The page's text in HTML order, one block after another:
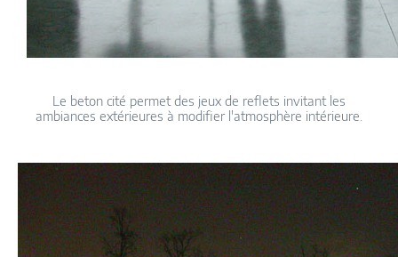
Le beton cité permet des jeux de reflets invitant les
ambiances extérieures à modifier l'atmosphère intérieure.